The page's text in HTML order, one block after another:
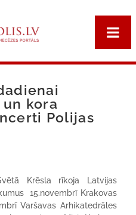
kora
Polijas
Krēsla rīkoja Latvijas
15.novembrī Krakovas
Varšavas Arhikatedrāles